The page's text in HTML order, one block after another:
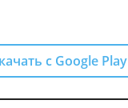
с Google Play